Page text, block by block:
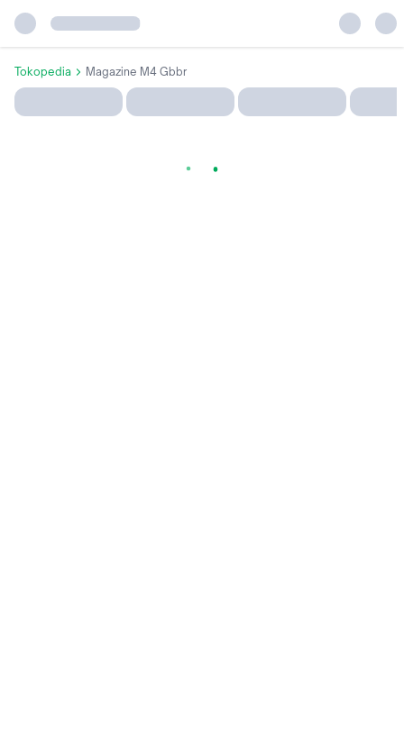
Tokopedia Magazine M4 Gbbr